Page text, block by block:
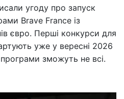
угоду про запуск
Brave France із
євро. Перші конкурси для
уже у вересні 2026
зможуть не всі.